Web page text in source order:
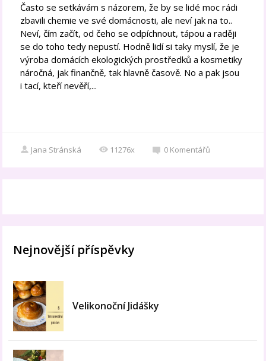
Často se setkávám s názorem, že by se lidé moc rádi
zbavili chemie ve své domácnosti, ale neví jak na to..
Neví, čím začít, od čeho se odpíchnout, tápou a raději
se do toho tedy nepustí. Hodně lidí si taky myslí, že je
výroba domácích ekologických prostředků a kosmetiky
náročná, jak finančně, tak hlavně časově. No a pak jsou
i tací, kteří nevěří,...
Jana Stránská 11276x 0 Komentářů
Nejnovější příspěvky
Velikonoční Jidášky